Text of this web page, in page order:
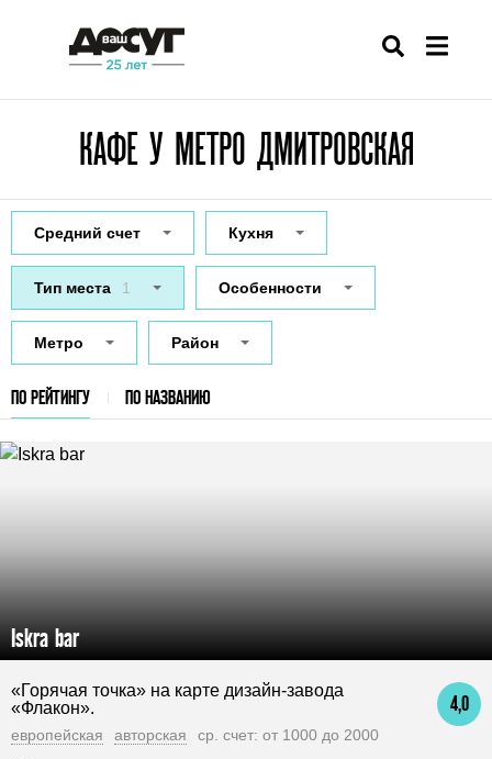
КАФЕ У МЕТРО ДМИТРОВСКАЯ
Средний счет Кухня
Тип места 1 Особенности
Метро Район
ПО РЕЙТИНГУ ПО НАЗВАНИЮ
Iskra bar
4,0
«Горячая точка» на карте дизайн-завода
«Флакон».
европейская авторская
ср. счет: от 1000 до 2000